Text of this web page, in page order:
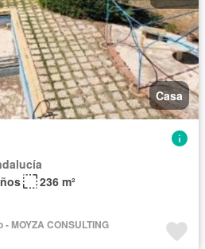
Casa
236 m²
MOYZA CONSULTING